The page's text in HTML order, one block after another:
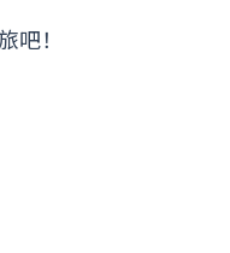
！